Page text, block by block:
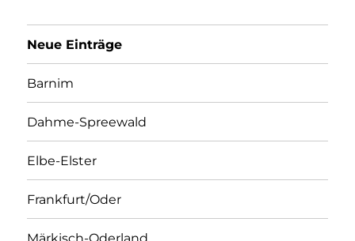
Neue Einträge
Barnim
Dahme-Spreewald
Elbe-Elster
Frankfurt/Oder